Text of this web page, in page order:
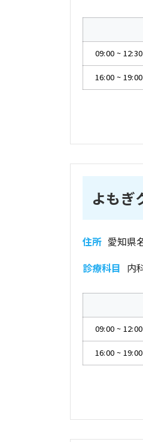
09:00 ~ 12:30
16:00 ~ 19:00
よもぎ
住所 愛知県
診療科目 内
09:00 ~ 12:00
16:00 ~ 19:00